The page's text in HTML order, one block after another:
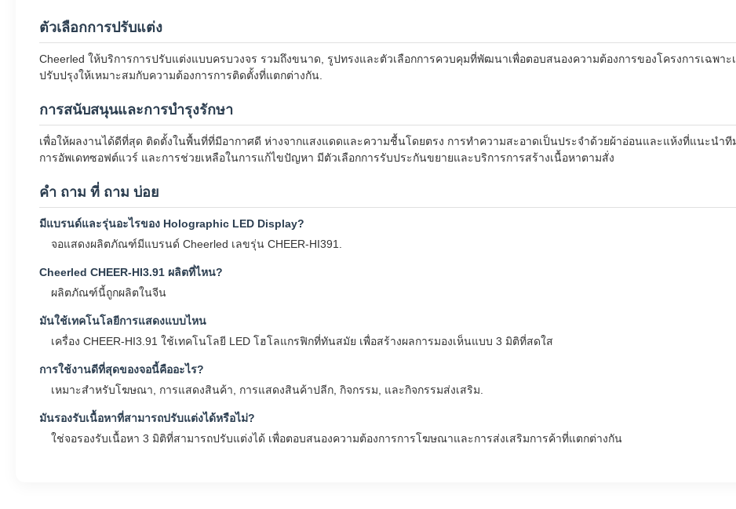
ตัวเลือกการปรับแต่ง
Cheerled ให้บริการการปรับแต่งแบบครบวงจร รวมถึงขนาด, รูปทรงและตัวเลือกการควบคุมที่พัฒนาเพื่อตอบสนองความต้องการของโครงการเฉพาะ
ปรับปรุงให้เหมาะสมกับความต้องการการติดตั้งที่แตกต่างกัน.
การสนับสนุนและการบํารุงรักษา
เพื่อให้ผลงานได้ดีที่สุด ติดตั้งในพื้นที่ที่มีอากาศดี ห่างจากแสงแดดและความชื้นโดยตรง การทําความสะอาดเป็นประจําด้วยผ้าอ่อนและแห้งที่แนะนํา
การอัพเดทซอฟต์แวร์ และการช่วยเหลือในการแก้ไขปัญหา มีตัวเลือกการรับประกันขยายและบริการการสร้างเนื้อหาตามสั่ง
คํา ถาม ที่ ถาม บ่อย
มีแบรนด์และรุ่นอะไรของ Holographic LED Display?
จอแสดงผลิตภัณฑ์มีแบรนด์ Cheerled เลขรุ่น CHEER-HI391.
Cheerled CHEER-HI3.91 ผลิตที่ไหน?
ผลิตภัณฑ์นี้ถูกผลิตในจีน
มันใช้เทคโนโลยีการแสดงแบบไหน
เครื่อง CHEER-HI3.91 ใช้เทคโนโลยี LED โฮโลแกรฟิกที่ทันสมัย เพื่อสร้างผลการมองเห็นแบบ 3 มิติที่สดใส
การใช้งานดีที่สุดของจอนี้คืออะไร?
เหมาะสําหรับโฆษณา, การแสดงสินค้า, การแสดงสินค้าปลีก, กิจกรรม, และกิจกรรมส่งเสริม.
มันรองรับเนื้อหาที่สามารถปรับแต่งได้หรือไม่?
ใช่จอรองรับเนื้อหา 3 มิติที่สามารถปรับแต่งได้ เพื่อตอบสนองความต้องการการโฆษณาและการส่งเสริมการค้าที่แตกต่างกัน